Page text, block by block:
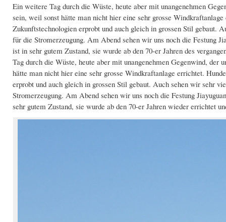
Ein weitere Tag durch die Wüste, heute aber mit unangenehmen
sein, weil sonst hätte man nicht hier eine sehr grosse
Zukunftstechnologien erprobt und auch gleich in grossen Stil gebaut.
für die Stromerzeugung. Am Abend sehen wir uns noch die Festung
ist in sehr gutem Zustand, sie wurde ab den 70-er Jahren des
Tag durch die Wüste, heute aber mit unangenehmen Gegenwind,
hätte man nicht hier eine sehr grosse Windkraftanlage errichtet.
erprobt und auch gleich in grossen Stil gebaut. Auch sehen wir sehr
Stromerzeugung. Am Abend sehen wir uns noch die Festung
sehr gutem Zustand, sie wurde ab den 70-er Jahren wieder errichtet